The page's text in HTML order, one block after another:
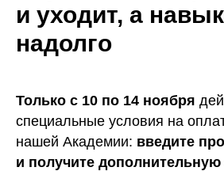
и уходит, а
надолго
Только с 10 по 14 ноября
специальные условия на
нашей Академии: введите
и получите дополнительную